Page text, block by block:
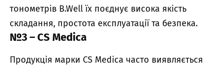
тонометрів B.Well їх поєднує висока якість
складання, простота експлуатації та безпека.
№3 – CS Medica
Продукція марки CS Medica часто виявляється